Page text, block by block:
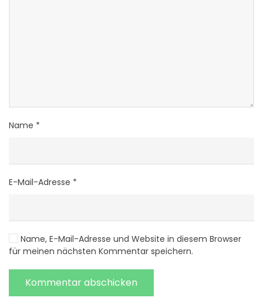
Name *
E-Mail-Adresse *
Name, E-Mail-Adresse und Website in diesem Browser
für meinen nächsten Kommentar speichern.
Kommentar abschicken